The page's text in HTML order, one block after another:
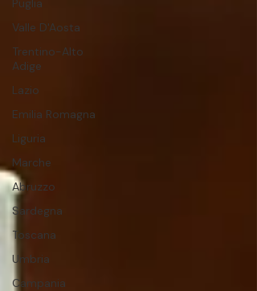
Puglia
Valle D'Aosta
Trentino-Alto
Adige
Lazio
Emilia Romagna
Liguria
Marche
Abruzzo
Sardegna
Toscana
Umbria
Campania